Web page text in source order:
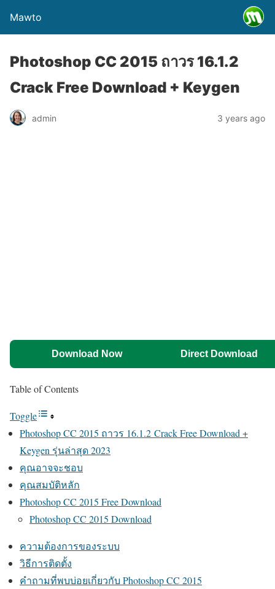
Mawto
Photoshop CC 2015 ถาวร 16.1.2
Crack Free Download + Keygen
admin 3 years ago
Download Now Direct Download
Table of Contents
Toggle
Photoshop CC 2015 ถาวร 16.1.2 Crack Free Download +
Keygen รุ่นล่าสุด 2023
คุณอาจจะชอบ
คุณสมบัติหลัก
Photoshop CC 2015 Free Download
Photoshop CC 2015 Download
ความต้องการของระบบ
วิธีการติดตั้ง
คำถามที่พบบ่อยเกี่ยวกับ Photoshop CC 2015